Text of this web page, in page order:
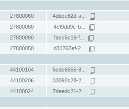
27800060 4dbce62d-a...
27800080 4ef9dd9c-b...
27800090 facc5c16-f...
27800050 d31767ef-2...
44100104 5cdc6555-8...
44100206 33092c28-2...
44100024 7deedc21-2...